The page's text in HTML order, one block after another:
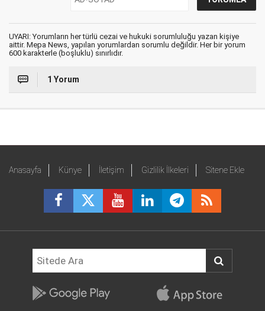
UYARI: Yorumların her türlü cezai ve hukuki sorumluluğu yazan kişiye
aittir. Mepa News, yapılan yorumlardan sorumlu değildir. Her bir yorum
600 karakterle (boşluklu) sınırlıdır.
1 Yorum
Anasayfa Künye İletişim Gizlilik İlkeleri Sitene Ekle